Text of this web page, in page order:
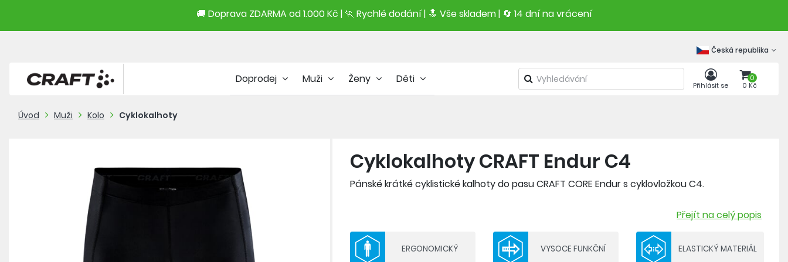
🚚 Doprava ZDARMA od 1.000 Kč | 🏃 Rychlé dodání | 🔝 Vše skladem | 🔄 14 dní na vrácení
Česká republika
Doprodej Muži Ženy Děti Přihlásit se
0
0 Kč
Úvod Muži Kolo Cyklokalhoty
Cyklokalhoty CRAFT Endur C4
Pánské krátké cyklistické kalhoty do pasu CRAFT CORE Endur s cyklovložkou C4.
- nohavice zakončeny do širší, měkké, elastické manžety se silikonovým potiskem z vnitřní
strany
Přejít na celý popis
ERGONOMICKÝ VYSOCE FUNKČNÍ ELASTICKÝ MATERIÁL